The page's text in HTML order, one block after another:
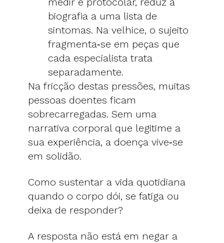
biografia a uma lista de
sintomas. Na velhice, o sujeito
fragmenta‑se em peças que
cada especialista trata
separadamente.
Na fricção destas pressões, muitas
pessoas doentes ficam
sobrecarregadas. Sem uma
narrativa corporal que legitime a
sua experiência, a doença vive‑se
em solidão.
Como sustentar a vida quotidiana
quando o corpo dói, se fatiga ou
deixa de responder?
A resposta não está em negar a